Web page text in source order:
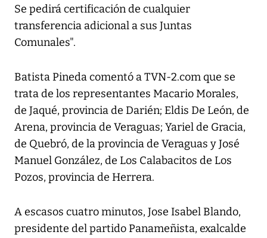
Se pedirá certificación de cualquier
transferencia adicional a sus Juntas
Comunales".
Batista Pineda comentó aTVN-2.comque se
trata de los representantes Macario Morales,
de Jaqué, provincia de Darién; Eldis De León, de
Arena, provincia de Veraguas; Yariel de Gracia,
de Quebró, de la provincia de Veraguas y José
Manuel González, de Los Calabacitos de Los
Pozos, provincia de Herrera.
A escasos cuatro minutos, Jose Isabel Blando,
presidente del partido Panameñista, exalcalde